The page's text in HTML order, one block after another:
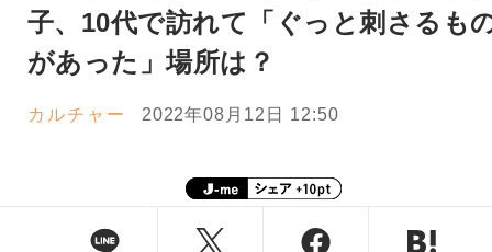
子、10代で訪れて「ぐっと刺さるも
があった」場所は？
カルチャー 2022年08月12日 12:50